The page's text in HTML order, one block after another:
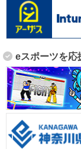
eスポーツを応